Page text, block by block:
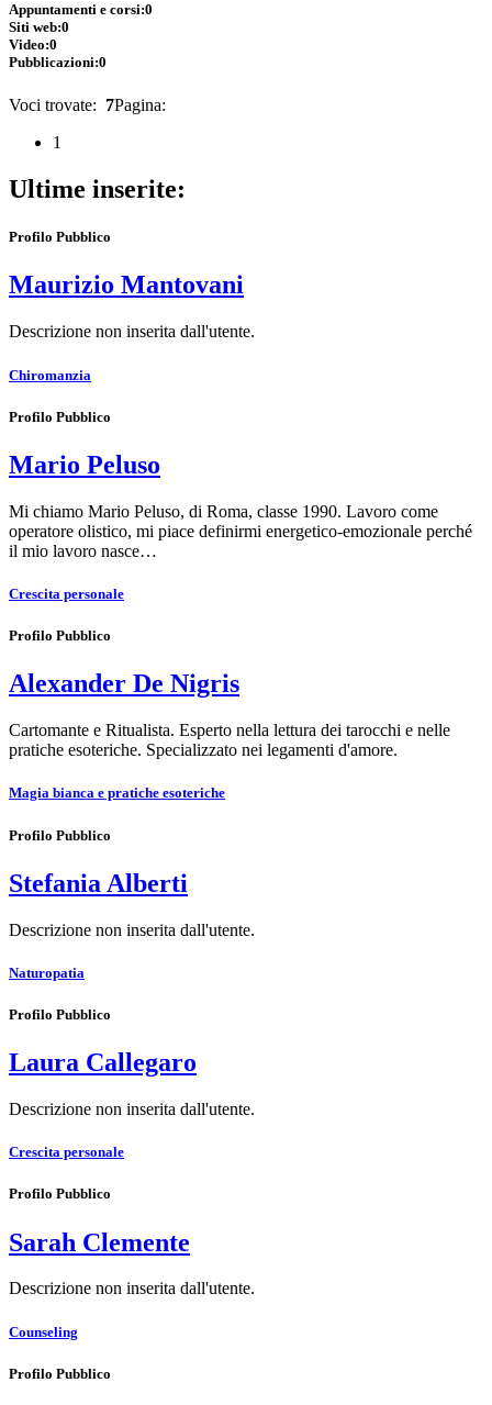
Appuntamenti e corsi:0
Siti web:0
Video:0
Pubblicazioni:0
Voci trovate: 7Pagina:
1
Ultime inserite:
Profilo Pubblico
Maurizio Mantovani
Descrizione non inserita dall'utente.
Chiromanzia
Profilo Pubblico
Mario Peluso
Mi chiamo Mario Peluso, di Roma, classe 1990. Lavoro come
operatore olistico, mi piace definirmi energetico-emozionale perché
il mio lavoro nasce…
Crescita personale
Profilo Pubblico
Alexander De Nigris
Cartomante e Ritualista. Esperto nella lettura dei tarocchi e nelle
pratiche esoteriche. Specializzato nei legamenti d'amore.
Magia bianca e pratiche esoteriche
Profilo Pubblico
Stefania Alberti
Descrizione non inserita dall'utente.
Naturopatia
Profilo Pubblico
Laura Callegaro
Descrizione non inserita dall'utente.
Crescita personale
Profilo Pubblico
Sarah Clemente
Descrizione non inserita dall'utente.
Counseling
Profilo Pubblico